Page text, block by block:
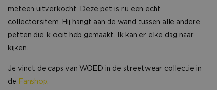
meteen uitverkocht. Deze pet is nu een echt
collectorsitem. Hij hangt aan de wand tussen alle andere
petten die ik ooit heb gemaakt. Ik kan er elke dag naar
kijken.
Je vindt de caps van WOED in de streetwear collectie in
de Fanshop.